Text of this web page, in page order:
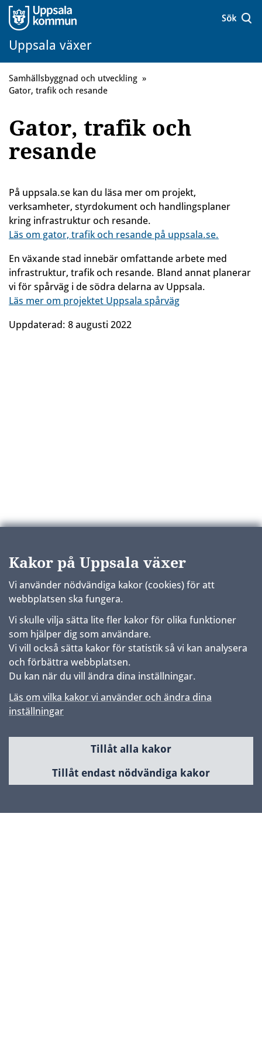
Uppsala växer
Samhällsbyggnad och utveckling »
Gator, trafik och resande
Gator, trafik och
resande
På uppsala.se kan du läsa mer om projekt,
verksamheter, styrdokument och handlingsplaner
kring infrastruktur och resande.
Läs om gator, trafik och resande på uppsala.se.
En växande stad innebär omfattande arbete med
infrastruktur, trafik och resande. Bland annat planerar
vi för spårväg i de södra delarna av Uppsala.
Läs mer om projektet Uppsala spårväg
Uppdaterad: 8 augusti 2022
Kakor på Uppsala växer
Vi använder nödvändiga kakor (cookies) för att
webbplatsen ska fungera.
Vi skulle vilja sätta lite fler kakor för olika funktioner
som hjälper dig som användare.
Vi vill också sätta kakor för statistik så vi kan analysera
och förbättra webbplatsen.
Du kan när du vill ändra dina inställningar.
Läs om vilka kakor vi använder och ändra dina
inställningar
Tillåt alla kakor
Tillåt endast nödvändiga kakor
Samhällsbyggnad & utveckling